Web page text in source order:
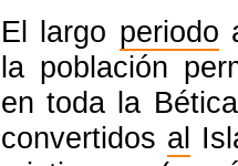
El largo periodo
la población
en toda la
convertidos al